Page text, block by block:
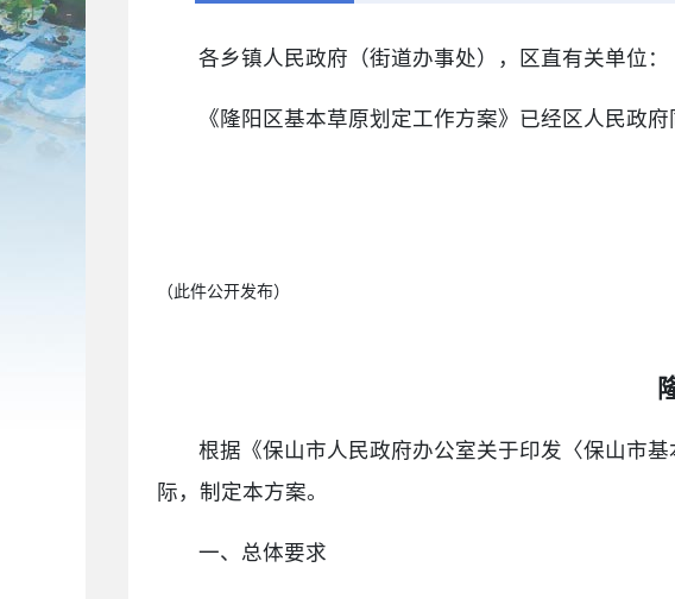
各乡镇人民政府（街道办事处），区直有关单位：
《隆阳区基本草原划定工作方案》已经区人民政
（此件公开发布）
根据《保山市人民政府办公室关于印发〈保山市
际，制定本方案。
一、总体要求